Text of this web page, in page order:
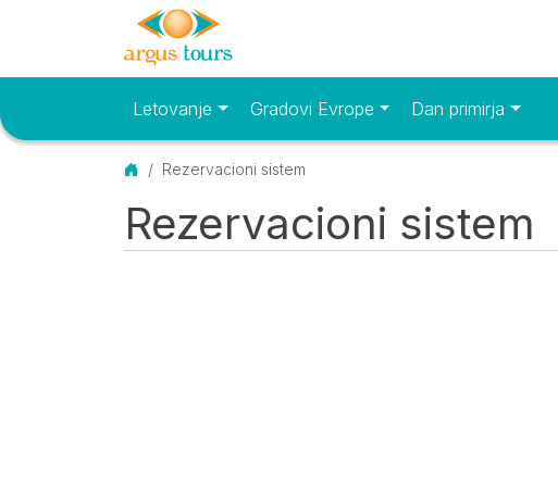
Osnovni meniLetovanje Gradovi Evrope Dan primirja
Početna
Rezervacioni sistem
Rezervacioni sistem